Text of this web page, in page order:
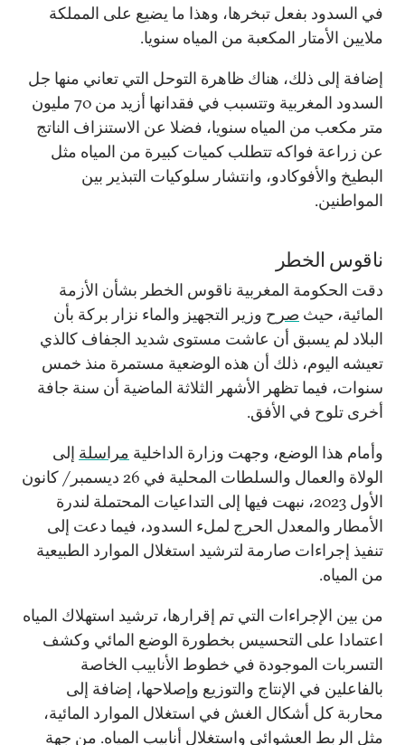
في السدود بفعل تبخرها، وهذا ما يضيع على المملكة
ملايين الأمتار المكعبة من المياه سنويا.
إضافة إلى ذلك، هناك ظاهرة التوحل التي تعاني منها جل
السدود المغربية وتتسبب في فقدانها أزيد من 70 مليون
متر مكعب من المياه سنويا، فضلا عن الاستنزاف الناتج
عن زراعة فواكه تتطلب كميات كبيرة من المياه مثل
البطيخ والأفوكادو، وانتشار سلوكيات التبذير بين
المواطنين.
ناقوس الخطر
دقت الحكومة المغربية ناقوس الخطر بشأن الأزمة
المائية، حيث صرح وزير التجهيز والماء نزار بركة بأن
البلاد لم يسبق أن عاشت مستوى شديد الجفاف كالذي
تعيشه اليوم، ذلك أن هذه الوضعية مستمرة منذ خمس
سنوات، فيما تظهر الأشهر الثلاثة الماضية أن سنة جافة
أخرى تلوح في الأفق.
وأمام هذا الوضع، وجهت وزارة الداخلية مراسلة إلى
الولاة والعمال والسلطات المحلية في 26 ديسمبر/ كانون
الأول 2023، نبهت فيها إلى التداعيات المحتملة لندرة
الأمطار والمعدل الحرج لملء السدود، فيما دعت إلى
تنفيذ إجراءات صارمة لترشيد استغلال الموارد الطبيعية
من المياه.
من بين الإجراءات التي تم إقرارها، ترشيد استهلاك المياه
اعتمادا على التحسيس بخطورة الوضع المائي وكشف
التسربات الموجودة في خطوط الأنابيب الخاصة
بالفاعلين في الإنتاج والتوزيع وإصلاحها، إضافة إلى
محاربة كل أشكال الغش في استغلال الموارد المائية،
مثل الربط العشوائي واستغلال أنابيب المياه. من جهة